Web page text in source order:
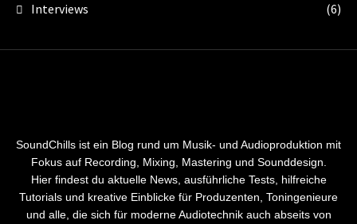
Interviews
(6)
SoundChills ist ein Blog rund um Musik- und Audioproduktion mit
Fokus auf Recording, Mixing, Mastering und Sounddesign.
Hier findest du aktuelle News, ausführliche Tests, hilfreiche
Tutorials und kreative Einblicke für Produzenten, Toningenieure
und alle, die sich für moderne Audiotechnik auch abseits von